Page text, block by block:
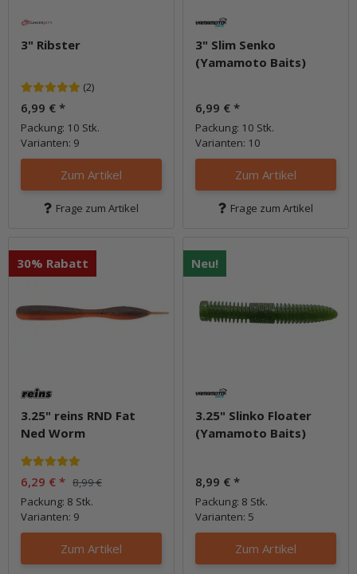
3" Ribster
(2)
6,99 € *
Packung: 10 Stk.
Varianten: 9
Zum Artikel
Frage zum Artikel
3" Slim Senko
(Yamamoto Baits)
6,99 € *
Packung: 10 Stk.
Varianten: 10
Zum Artikel
Frage zum Artikel
30% Rabatt
3.25" reins RND Fat
Ned Worm
6,29 € * 8,99 €
Packung: 8 Stk.
Varianten: 9
Zum Artikel
Neu!
3.25" Slinko Floater
(Yamamoto Baits)
8,99 € *
Packung: 8 Stk.
Varianten: 5
Zum Artikel